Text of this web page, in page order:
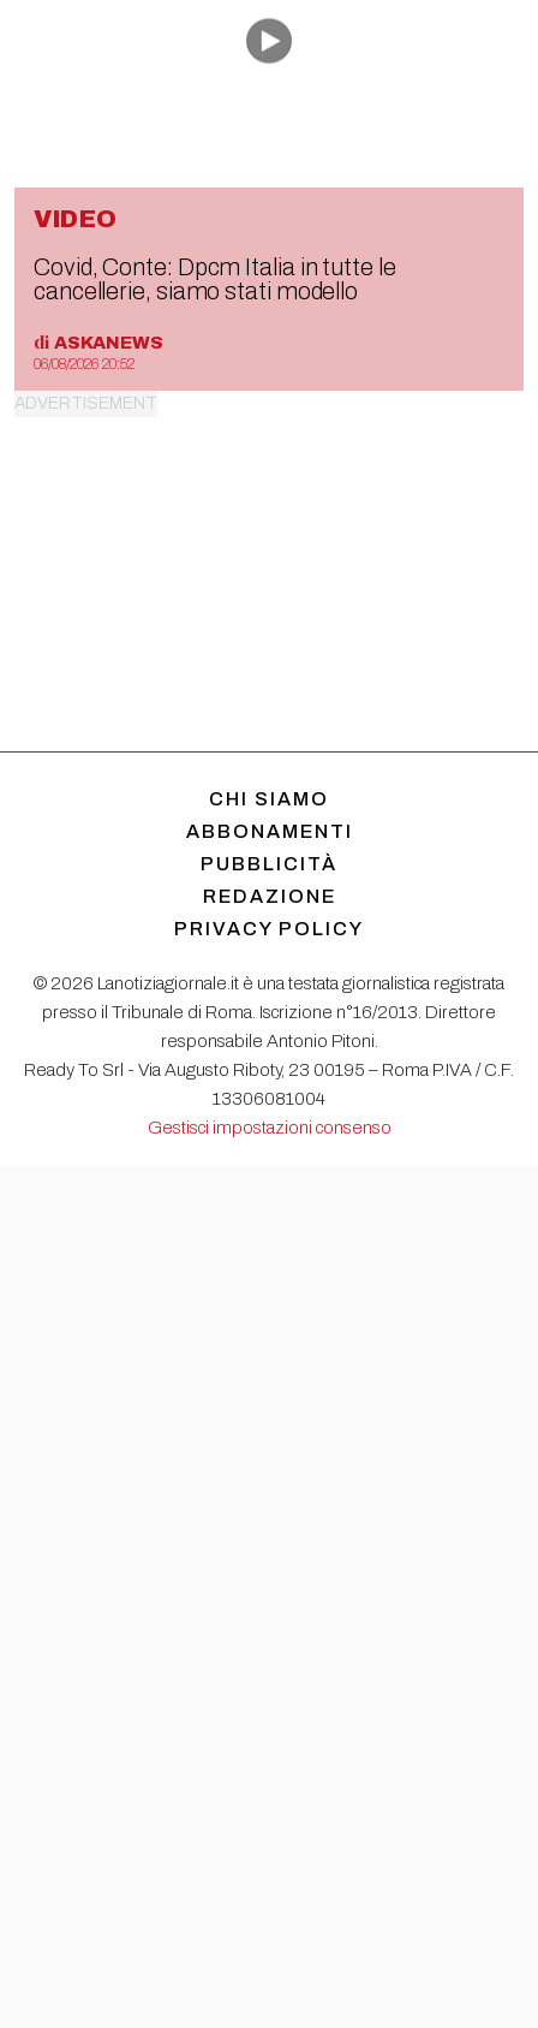
VIDEO
Covid, Conte: Dpcm Italia in tutte le
cancellerie, siamo stati modello
di ASKANEWS
06/08/2026 20:52
CHI SIAMO
ABBONAMENTI
PUBBLICITÀ
REDAZIONE
PRIVACY POLICY
© 2026 Lanotiziagiornale.it è una testata giornalistica registrata
presso il Tribunale di Roma. Iscrizione n°16/2013. Direttore
responsabile Antonio Pitoni.
Ready To Srl - Via Augusto Riboty, 23 00195 – Roma P.IVA / C.F.
13306081004
Gestisci impostazioni consenso